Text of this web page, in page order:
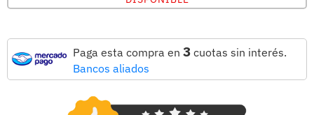
Paga esta compra en 3 cuotas sin interés.
Bancos aliados